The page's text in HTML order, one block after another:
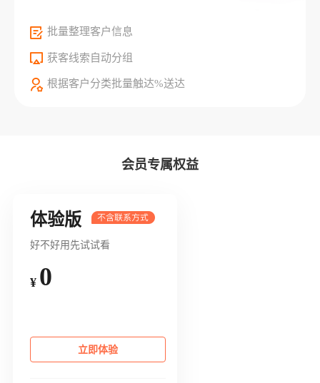
批量整理客户信息
获客线索自动分组
根据客户分类批量触达%送达
会员专属权益
体验版
好不好用先试试看
¥ 0
立即体验